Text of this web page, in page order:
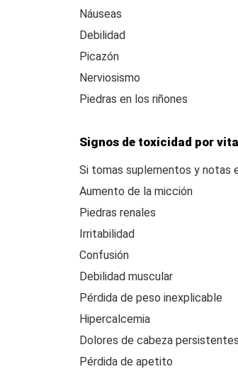
Náuseas
Debilidad
Picazón
Nerviosismo
Piedras en los riñones
Signos de toxicidad por
Si tomas suplementos y notas
Aumento de la micción
Piedras renales
Irritabilidad
Confusión
Debilidad muscular
Pérdida de peso inexplicable
Hipercalcemia
Dolores de cabeza persistentes
Pérdida de apetito